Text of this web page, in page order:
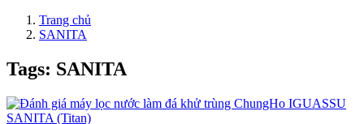
Trang chủ
SANITA
Tags: SANITA